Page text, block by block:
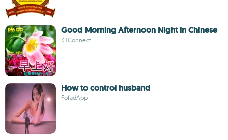
Good Morning Afternoon Night in Chinese
KTConnect
How to control husband
FofadApp